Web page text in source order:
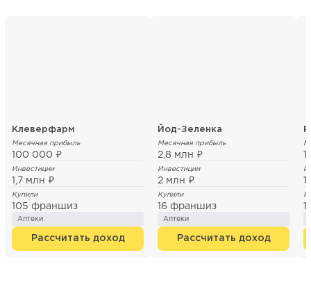
Клеверфарм
Месячная прибыль
100 000 ₽
Инвестиции
1,7 млн ₽
Купили
105 франшиз
Аптеки
Рассчитать доход
Йод-Зеленка
Месячная прибыль
2,8 млн ₽
Инвестиции
2 млн ₽
Купили
16 франшиз
Аптеки
Рассчитать доход